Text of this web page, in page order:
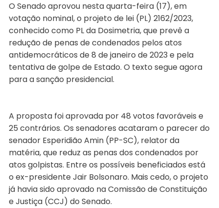
O Senado aprovou nesta quarta-feira (17), em
votação nominal, o projeto de lei (PL) 2162/2023,
conhecido como PL da Dosimetria, que prevê a
redução de penas de condenados pelos atos
antidemocráticos de 8 de janeiro de 2023 e pela
tentativa de golpe de Estado. O texto segue agora
para a sanção presidencial.
A proposta foi aprovada por 48 votos favoráveis e
25 contrários. Os senadores acataram o parecer do
senador Esperidião Amin (PP-SC), relator da
matéria, que reduz as penas dos condenados por
atos golpistas. Entre os possíveis beneficiados está
o ex-presidente Jair Bolsonaro. Mais cedo, o projeto
já havia sido aprovado na Comissão de Constituição
e Justiça (CCJ) do Senado.